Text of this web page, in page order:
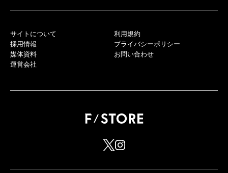
サイトについて
採用情報
媒体資料
運営会社
利用規約
プライバシーポリシー
お問い合わせ